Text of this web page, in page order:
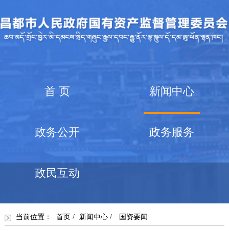
首 页 新闻中心
政务公开 政务服务
政民互动
当前位置： 首页 / 新闻中心/ 国资要闻